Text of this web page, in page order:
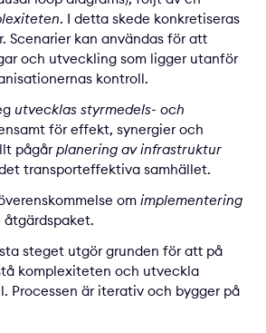
. I detta skede konkretiseras
Scenarier kan användas för att
och utveckling som ligger utanför
kontroll.
utvecklas styrmedels- och
för effekt, synergier och
pågårplanering av infrastruktur
transporteffektiva samhället.
om implementering
åtgärdspaket.
steget utgör grunden för att på
komplexiteten och utveckla
Processen är iterativ och bygger på